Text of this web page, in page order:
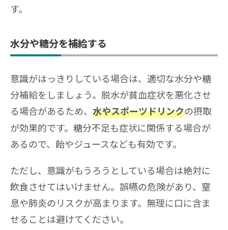
す。
水分や糖分を補給する
意識がはっきりしている場合は、適切な水分や糖
分補給をしましょう。脱水が貧血症状を悪化させ
る場合があるため、 水やスポーツドリンクの摂取
が効果的です。糖分不足も症状に関係する場合が
あるので、飴やジュースなども有効です。
ただし、意識がもうろうとしている場合は絶対に
飲食させてはいけません。誤嚥の危険があり、窒
息や肺炎のリスクが高まります。無理に口に含ま
せることは避けてください。